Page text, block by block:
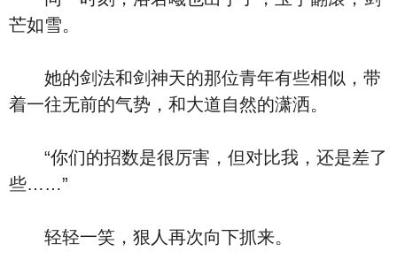
芒如雪。
她的剑法和剑神天的那位青年有些相似，带
着一往无前的气势，和大道自然的潇洒。
“你们的招数是很厉害，但对比我，还是差了
些……”
轻轻一笑，狠人再次向下抓来。